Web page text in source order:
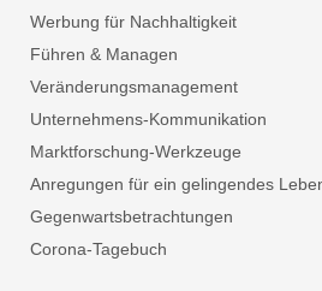
Werbung für Nachhaltigkeit
Führen & Managen
Veränderungsmanagement
Unternehmens-Kommunikation
Marktforschung-Werkzeuge
Anregungen für ein gelingendes
Gegenwartsbetrachtungen
Corona-Tagebuch